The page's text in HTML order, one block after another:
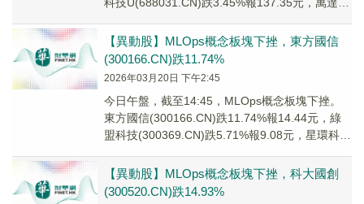
【異動股】MLOps概念板塊下挫，東方國信
(300166.CN)跌11.74%
2026年03月20日 下午2:45
今日午盤，截至14:45，MLOps概念板塊下挫。
東方國信(300166.CN)跌11.74%報14.44元，綠
盟科技(300369.CN)跌5.71%報9.08元，星環科技
【異動股】MLOps概念板塊下挫，科大國創
(300520.CN)跌14.93%